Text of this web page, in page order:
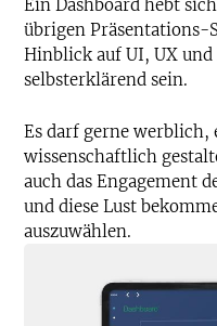
Ein Dashboard hebt
übrigen Präsentations-
Hinblick auf UI, UX und
selbsterklärend sein.
Es darf gerne werblich,
wissenschaftlich
auch das Engagement
und diese Lust
auszuwählen.